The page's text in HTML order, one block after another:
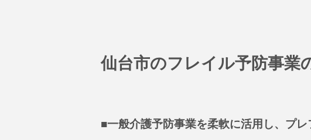
仙台市のフレイル予防事業
■一般介護予防事業を柔軟に活用し、プ